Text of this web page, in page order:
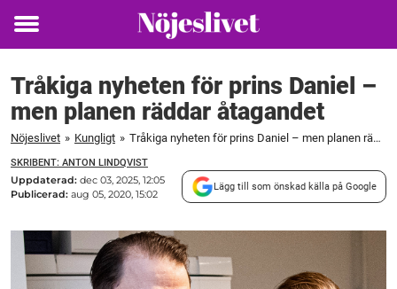
Toggle
Tråkiga nyheten för prins Daniel –
men planen räddar åtagandet
Nöjeslivet » Kungligt » Tråkiga nyheten för prins Daniel – men planen räddar åtagandet
SKRIBENT: ANTON LINDQVIST
Uppdaterad: dec 03, 2025, 12:05
Publicerad: aug 05, 2020, 15:02
Lägg till som önskad källa på Google